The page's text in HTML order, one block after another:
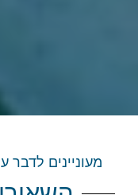
מעוניינים